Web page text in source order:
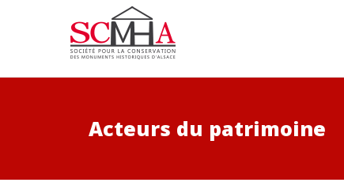
Acteurs du patrimoine